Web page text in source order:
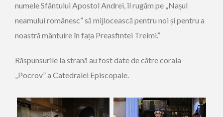
numele Sfântului Apostol Andrei, îl rugăm pe „Nașul
neamului românesc” să mijlocească pentru noi și pentru a
noastră mântuire în fața Preasfintei Treimi.”
Răspunsurile la strană au fost date de către corala
„Pocrov” a Catedralei Episcopale.